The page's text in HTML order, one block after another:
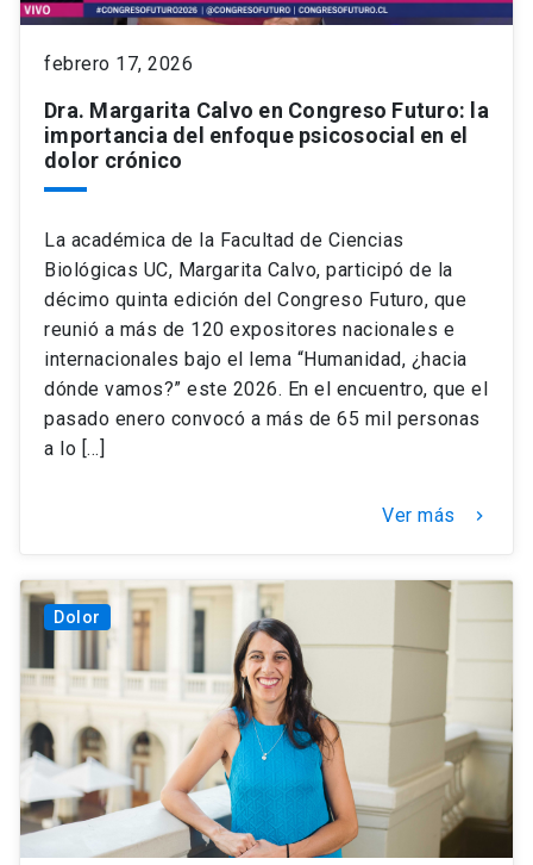
Académicos
Consejo de Facultad
Secretaría Académica
Documentos FCB
Dirección Investigación
Grupos de Investigación
Institutos y Centros
FCB en el Territorio
Redes Internacionales
Estudiantes
Pregrado
Postgrado
Centro de Estudiantes
Publicaciones
Contacto
febrero 17, 2026
Dra. Margarita Calvo en Congreso Futuro: la
importancia del enfoque psicosocial en el
dolor crónico
La académica de la Facultad de Ciencias
Biológicas UC, Margarita Calvo, participó de la
décimo quinta edición del Congreso Futuro, que
reunió a más de 120 expositores nacionales e
internacionales bajo el lema “Humanidad, ¿hacia
dónde vamos?” este 2026. En el encuentro, que el
pasado enero convocó a más de 65 mil personas
a lo […]
Ver más keyboard_arrow_right
Dolor